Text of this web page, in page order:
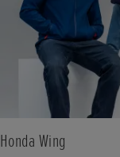
Honda Wing